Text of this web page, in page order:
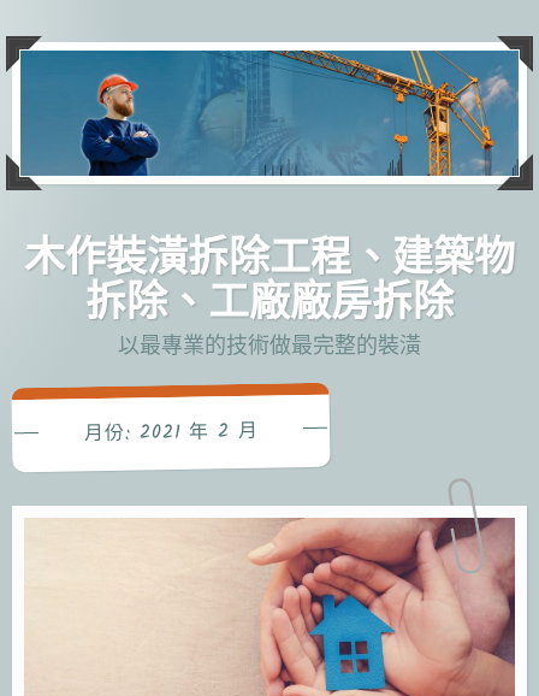
主
木作裝潢拆除工程、建築物
拆除、工廠廠房拆除
以最專業的技術做最完整的裝潢
月份:2021 年 2 月